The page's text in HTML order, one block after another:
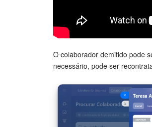
O colaborador demitido pode
necessário, pode ser